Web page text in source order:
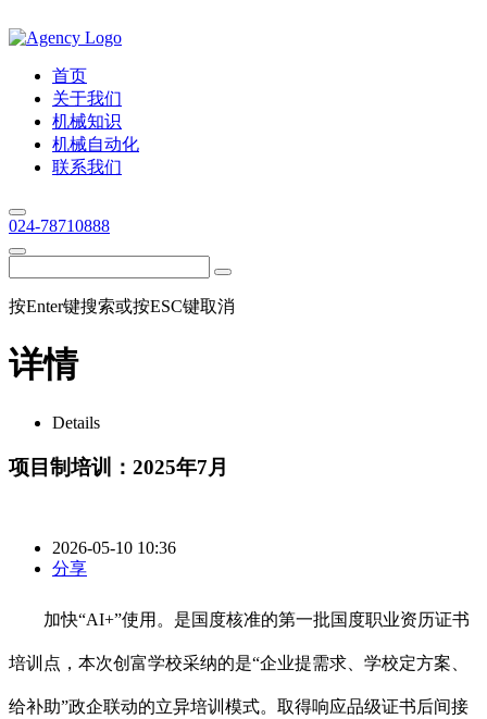
首页
关于我们
机械知识
机械自动化
联系我们
024-78710888
按Enter键搜索或按ESC键取消
详情
Details
项目制培训：2025年7月
2026-05-10 10:36
分享
加快“AI+”使用。是国度核准的第一批国度职业资历证书
培训点，本次创富学校采纳的是“企业提需求、学校定方案、
给补助”政企联动的立异培训模式。取得响应品级证书后间接